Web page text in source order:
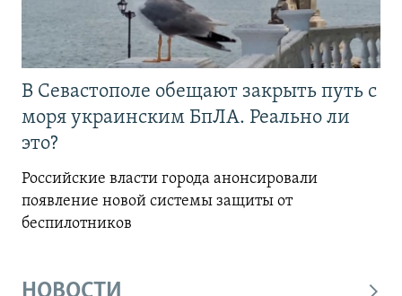
В Севастополе обещают закрыть путь с
моря украинским БпЛА. Реально ли
это?
Российские власти города анонсировали
появление новой системы защиты от
беспилотников